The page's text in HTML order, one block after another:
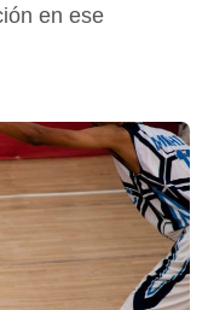
en ese